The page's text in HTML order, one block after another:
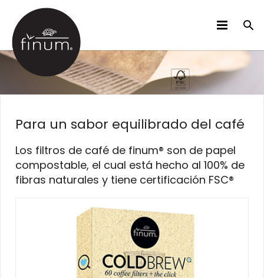
PRODUCTOS
VIDEOS
IDIOMAS
Para un sabor equilibrado del café
Los filtros de café de finum®️ son de papel
compostable, el cual está hecho al 100% de
fibras naturales y tiene certificación FSC®️